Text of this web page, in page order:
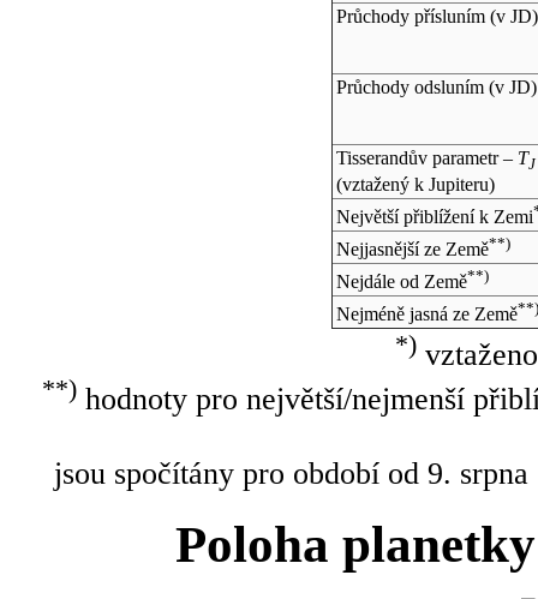
Průchody přísluním (v JD)
Průchody odsluním (v JD)
Tisserandův parametr – TJ
(vztažený k Jupiteru)
Největší přiblížení k Zemi
Nejjasnější ze Země**)
Nejdále od Země**)
Nejméně jasná ze Země**)
*)
**)hodnoty pro největší/nejmenší
jsou spočítány pro období od 9.
Poloha